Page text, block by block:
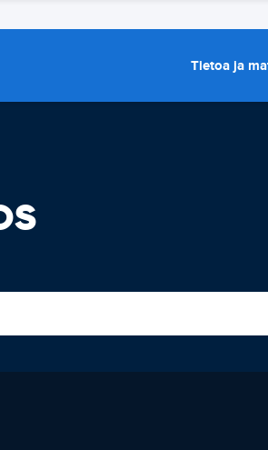
Tietoa ja